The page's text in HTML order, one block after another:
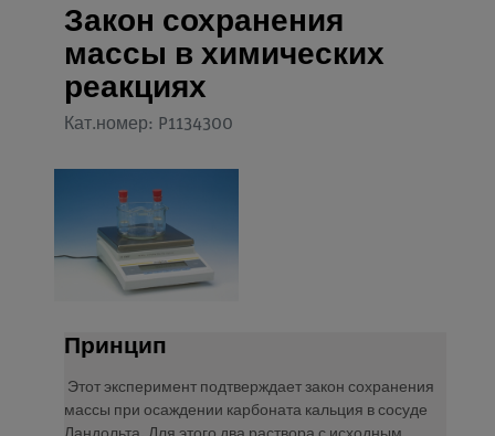
Закон сохранения
массы в химических
реакциях
Кат.номер: P1134300
Принцип
Этот эксперимент подтверждает закон сохранения
массы при осаждении карбоната кальция в сосуде